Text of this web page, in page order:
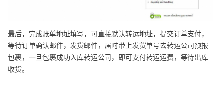
最后，完成账单地址填写，可直接默认转运地址，提交订单支付，
等待订单确认邮件，发货邮件，届时带上发货单号去转运公司预报
包裹，一旦包裹成功入库转运公司，即可支付转运运费，等待出库
收货。